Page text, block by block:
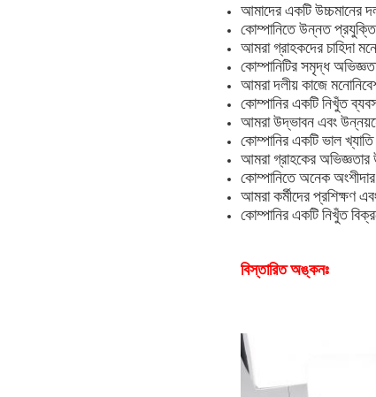
আমাদের একটি উচ্চমানের
কোম্পানিতে উন্নত প্রযুক্তি,
আমরা গ্রাহকদের চাহিদা
কোম্পানিটির সমৃদ্ধ
আমরা দলীয় কাজে
কোম্পানির একটি নিখুঁত
আমরা উদ্ভাবন এবং
কোম্পানির একটি ভাল
আমরা গ্রাহকের অভিজ্ঞতার
কোম্পানিতে অনেক
আমরা কর্মীদের প্রশিক্ষণ
কোম্পানির একটি নিখুঁত
বিস্তারিত অঙ্কনঃ